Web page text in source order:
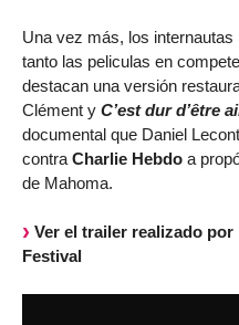
Una vez más, los
tanto las peliculas en
destacan una versión
Clément y C’est dur d’être
documental que Daniel
contra Charlie Hebdo a
de Mahoma.
Ver el trailer realizado por
Festival